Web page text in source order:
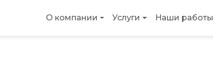
О компании Услуги Наши работы